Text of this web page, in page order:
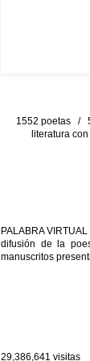
1552 poetas /
literatura
PALABRA
difusión de la
manuscritos
29,386,641 visitas